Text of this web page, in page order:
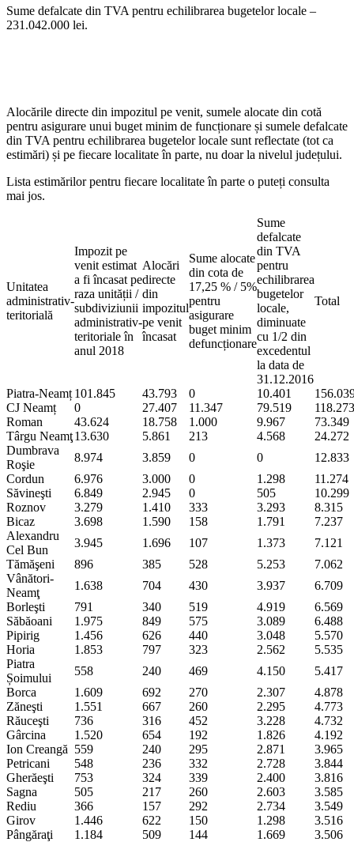
Sume defalcate din TVA pentru echilibrarea bugetelor locale –
231.042.000 lei.
Alocările directe din impozitul pe venit, sumele alocate din cotă
pentru asigurare unui buget minim de funcționare și sumele defalcate
din TVA pentru echilibrarea bugetelor locale sunt reflectate (tot ca
estimări) și pe fiecare localitate în parte, nu doar la nivelul județului.
Lista estimărilor pentru fiecare localitate în parte o puteți consulta
mai jos.
Unitatea
administrativ-
teritorială
Impozit pe
venit estimat
a fi încasat pe
raza unității /
subdiviziunii
administrativ-
teritoriale în
anul 2018
Alocări
directe
din
impozitul
pe venit
încasat
Sume alocate
din cota de
17,25 % / 5%
pentru
asigurare
buget minim
defuncționare
Sume
defalcate
din TVA
pentru
echilibrarea
bugetelor
locale,
diminuate
cu 1/2 din
excedentul
la data de
31.12.2016
Total
Piatra-Neamț 101.845 43.793 0 10.401
CJ Neamț
0 27.407 11.347 79.519
118.273
Roman
43.624 18.758 1.000 9.967
73.349
Târgu Neamţ13.630 5.861 213 4.568
24.272
Dumbrava
Roşie
8.974 3.859 0 0
12.833
Cordun
6.976 3.000 0 1.298
11.274
Săvineşti
6.849 2.945 0 505
10.299
Roznov
3.279 1.410 333 3.293
8.315
Bicaz
3.698 1.590 158 1.791
7.237
Alexandru
Cel Bun
3.945 1.696 107 1.373
7.121
Tămăşeni
896 385 528 5.253
7.062
Vânători-
Neamţ
1.638 704 430 3.937
6.709
Borleşti
791 340 519 4.919
6.569
Săbăoani
1.975 849 575 3.089
6.488
Pipirig
1.456 626 440 3.048
5.570
Horia
1.853 797 323 2.562
5.535
Piatra
Șoimului
558 240 469 4.150
5.417
Borca
1.609 692 270 2.307
4.878
Zăneşti
1.551 667 260 2.295
4.773
Răuceşti
736 316 452 3.228
4.732
Gârcina
1.520 654 192 1.826
4.192
Ion Creangă 559 240 295 2.871
3.965
Petricani
548 236 332 2.728
3.844
Gherăeşti
753 324 339 2.400
3.816
Sagna
505 217 260 2.603
3.585
Rediu
366 157 292 2.734
3.549
Girov
1.446 622 150 1.298
3.516
Pângăraţi
1.184 509 144 1.669
3.506